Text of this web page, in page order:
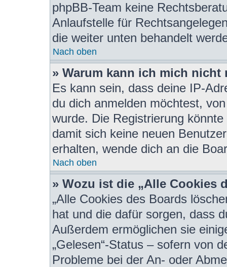
phpBB-Team keine
Anlaufstelle für
die weiter unten behandelt
Nach oben
» Warum kann ich mich nicht
Es kann sein, dass deine IP-
du dich anmelden möchtest,
wurde. Die Registrierung
damit sich keine neuen
erhalten, wende dich an die
Nach oben
» Wozu ist die „Alle Cookies
„Alle Cookies des Boards
hat und die dafür sorgen, dass
Außerdem ermöglichen sie
„Gelesen“-Status – sofern von
Probleme bei der An- oder